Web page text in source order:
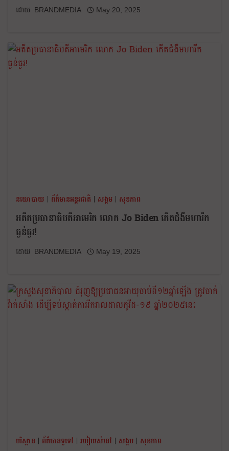
BRANDMEDIA May 20, 2025
នយោបាយ | ព័ត៌មានអន្តរជាតិ | សង្គម | សុខភាព
អតីតប្រធានាធិបតីអាមេរិក លោក Jo Biden កើតជំងឺមហារីក
ធ្ងន់ធ្ងរ!
BRANDMEDIA May 19, 2025
បរិស្ថាន | ព័ត៌មានទូទៅ | របៀបរស់នៅ | សង្គម | សុខភាព